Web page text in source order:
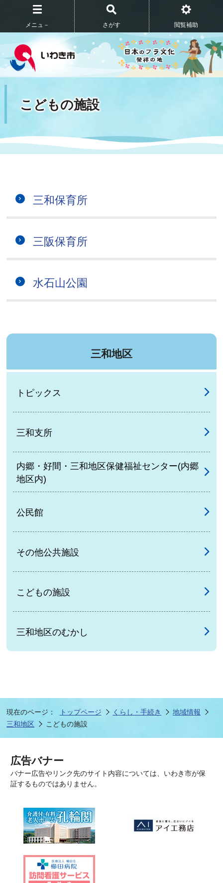
メニュ－ さがす 閲覧補助
こどもの施設
三和保育所
三阪保育所
水石山公園
三和地区
トピックス
三和支所
内郷・好間・三和地区保健福祉センター(内郷
地区内)
公民館
その他公共施設
こどもの施設
三和地区のむかし
現在のページ： トップページ くらし・手続き
地域情報
三和地区
こどもの施設
広告バナー
バナー広告やリンク先のサイト内容については、いわき市が保
証するものではありません。